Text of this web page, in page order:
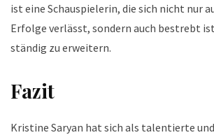
ist eine Schauspielerin, die sich nicht nur
Erfolge verlässt, sondern auch bestrebt
ständig zu erweitern.
Fazit
Kristine Saryan hat sich als talentierte